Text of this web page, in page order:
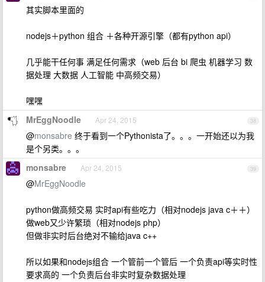
其实脚本里面的
nodejs＋python 组合 ＋各种开源引擎（都有python api）
几乎能干任何事 满足任何需求（web 后台 bi 爬虫 机器学习 数
据处理 大数据 人工智能 中高频交易）
嘿嘿
38
MrEggNoodle Apr 24, 2015
@monsabre 终于看到一个Pythonista了。。。一开始还以为我
是个另类。。。
39
monsabre Apr 24, 2015
@MrEggNoodle
python做高频交易 实时api有些吃力（相对nodejs java c＋＋）
做web又少许繁琐（相对nodejs php）
但做非实时后台绝对不输给java c++
所以如果和nodejs组合 一个管前一个管后 一个负责api等实时性
要求高的 一个负责后台非实时复杂数据处理